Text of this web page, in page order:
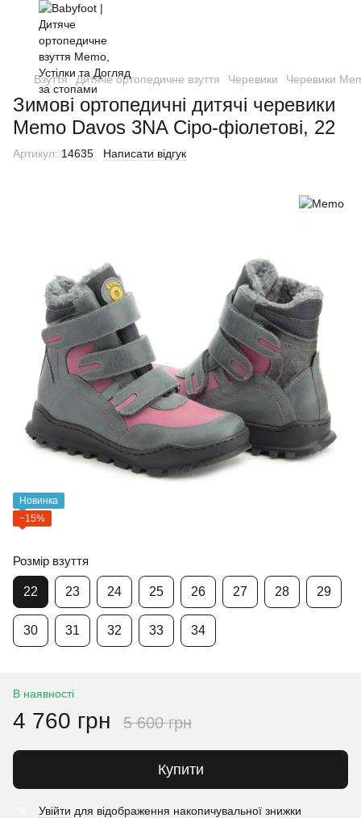
Взуття Дитяче ортопедичне взуття Черевики Черевики
Зимові ортопедичні дитячі черевики
Memo Davos 3NA Сіро-фіолетові, 22
Артикул: 14635 Написати відгук
Новинка
−15%
Розмір взуття
22 23 24 25 26 27 28 29
30 31 32 33 34
В наявності
4 760 грн 5 600 грн
Купити
Увійти для відображення накопичувальної знижки